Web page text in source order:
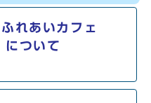
れあいカフェ
について